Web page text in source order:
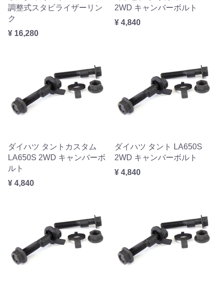
調整式スタビライザーリン
ク
¥ 16,280
2WD キャンバーボルト
¥ 4,840
ダイハツ タントカスタム
LA650S 2WD キャンバーボ
ルト
¥ 4,840
ダイハツ タント LA650S
2WD キャンバーボルト
¥ 4,840